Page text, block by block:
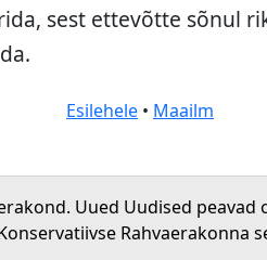
sest ettevõtte sõnul
Esilehele • Maailm
Uued Uudised
Rahvaerakonna